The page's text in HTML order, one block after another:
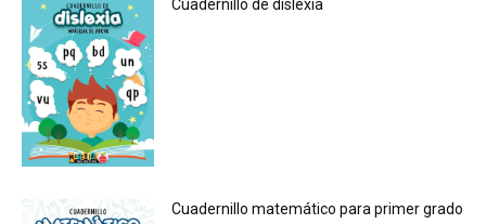
Cuadernillo de dislexia
Cuadernillo matemático para primer grado